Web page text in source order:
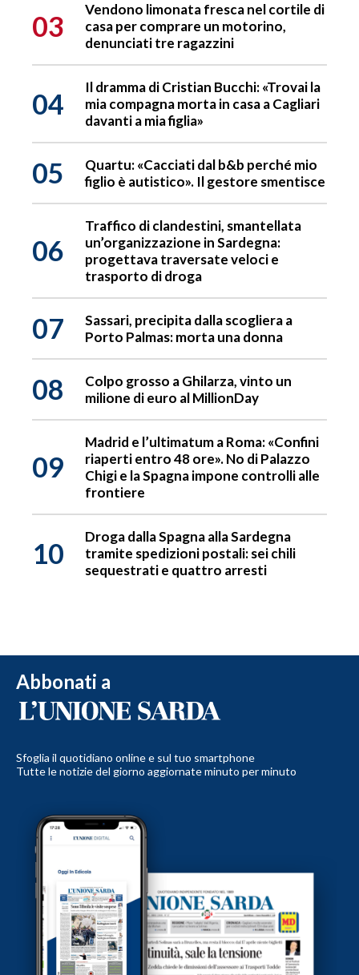
03
Vendono limonata fresca nel cortile di
casa per comprare un motorino,
denunciati tre ragazzini
04
Il dramma di Cristian Bucchi: «Trovai la
mia compagna morta in casa a Cagliari
davanti a mia figlia»
05
Quartu: «Cacciati dal b&b perché mio
figlio è autistico». Il gestore smentisce
06
Traffico di clandestini, smantellata
un’organizzazione in Sardegna:
progettava traversate veloci e
trasporto di droga
07
Sassari, precipita dalla scogliera a
Porto Palmas: morta una donna
08
Colpo grosso a Ghilarza, vinto un
milione di euro al MillionDay
09
Madrid e l’ultimatum a Roma: «Confini
riaperti entro 48 ore». No di Palazzo
Chigi e la Spagna impone controlli alle
frontiere
10
Droga dalla Spagna alla Sardegna
tramite spedizioni postali: sei chili
sequestrati e quattro arresti
Abbonati a
Sfoglia il quotidiano online e sul tuo smartphone
Tutte le notizie del giorno aggiornate minuto per minuto